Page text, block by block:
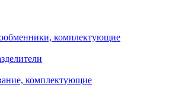
комплектующие
комплектующие